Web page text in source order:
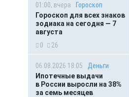
01:00, вчера
Гороскоп
Гороскоп для всех знаков
зодиака на сегодня — 7
августа
0
26
06.08.2026 18:05
Деньги
Ипотечные выдачи
в России выросли на 38%
за семь месяцев